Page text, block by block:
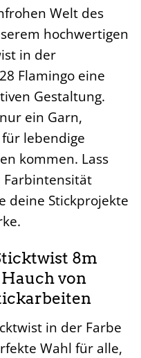
Welt des
hochwertigen
in der
Flamingo eine
Gestaltung.
ein Garn,
lebendige
kommen. Lass
Farbintensität
deine Stickprojekte
8m
von
in der Farbe
Wahl für alle,